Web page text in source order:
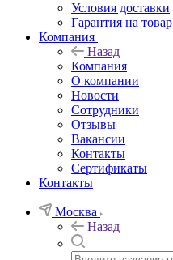
Условия доставки
Гарантия на товар
Компания
Назад
Компания
О компании
Новости
Сотрудники
Отзывы
Вакансии
Контакты
Сертификаты
Контакты
Москва
Назад